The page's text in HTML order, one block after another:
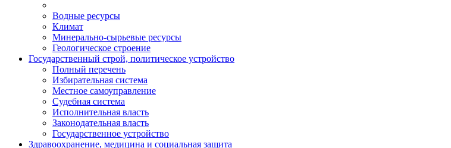
Водные ресурсы
Климат
Минерально-сырьевые ресурсы
Геологическое строение
Государственный строй, политическое устройство
Полный перечень
Избирательная система
Местное самоуправление
Судебная система
Исполнительная власть
Законодательная власть
Государственное устройство
Здравоохранение, медицина и социальная защита